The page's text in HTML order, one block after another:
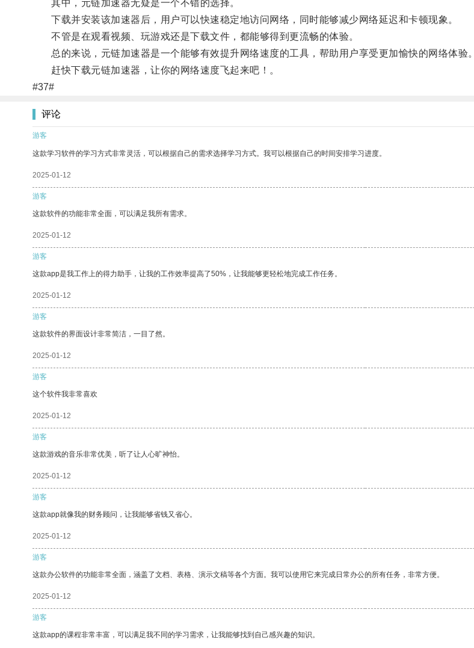
其中，元链加速器无疑是一个不错的选择。
下载并安装该加速器后，用户可以快速稳定地访问网络，同时能够减少网络延迟和卡顿现象。
不管是在观看视频、玩游戏还是下载文件，都能够得到更流畅的体验。
总的来说，元链加速器是一个能够有效提升网络速度的工具，帮助用户享受更加愉快的网络体验。
赶快下载元链加速器，让你的网络速度飞起来吧！。
#37#
评论
游客
这款学习软件的学习方式非常灵活，可以根据自己的需求选择学习方式。我可以根据自己的时间安排学习进度。
2025-01-12
游客
这款软件的功能非常全面，可以满足我所有需求。
2025-01-12
游客
这款app是我工作上的得力助手，让我的工作效率提高了50%，让我能够更轻松地完成工作任务。
2025-01-12
游客
这款软件的界面设计非常简洁，一目了然。
2025-01-12
游客
这个软件我非常喜欢
2025-01-12
游客
这款游戏的音乐非常优美，听了让人心旷神怡。
2025-01-12
游客
这款app就像我的财务顾问，让我能够省钱又省心。
2025-01-12
游客
这款办公软件的功能非常全面，涵盖了文档、表格、演示文稿等各个方面。我可以使用它来完成日常办公的所有任务，非常方便。
2025-01-12
游客
这款app的课程非常丰富，可以满足我不同的学习需求，让我能够找到自己感兴趣的知识。